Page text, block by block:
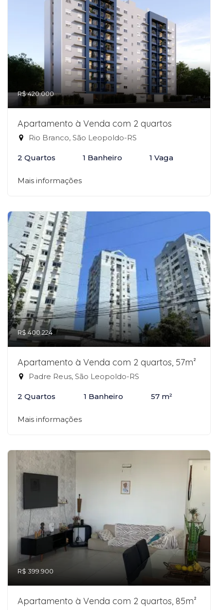
R$ 420.000
Apartamento à Venda com 2 quartos
Rio Branco, São Leopoldo-RS
2 Quartos 1 Banheiro 1 Vaga
Mais informações
R$ 400.224
Apartamento à Venda com 2 quartos, 57m²
Padre Reus, São Leopoldo-RS
2 Quartos 1 Banheiro 57 m²
Mais informações
R$ 399.900
Apartamento à Venda com 2 quartos, 85m²